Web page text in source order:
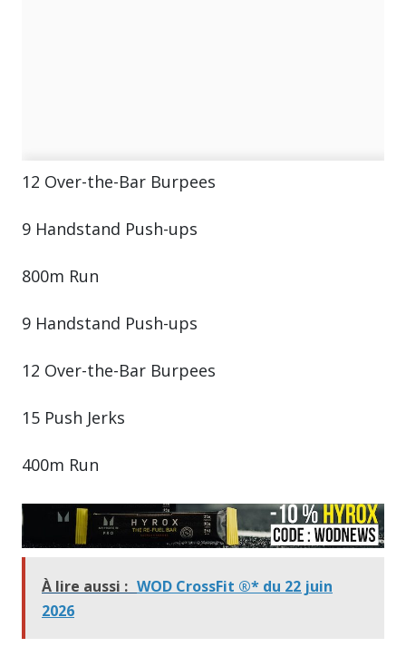
12 Over-the-Bar Burpees
9 Handstand Push-ups
800m Run
9 Handstand Push-ups
12 Over-the-Bar Burpees
15 Push Jerks
400m Run
À lire aussi : WOD CrossFit ®* du 22 juin
2026